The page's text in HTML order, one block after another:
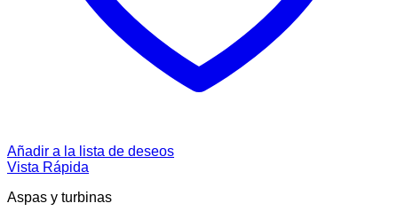
Añadir a la lista de deseos
Vista Rápida
Aspas y turbinas